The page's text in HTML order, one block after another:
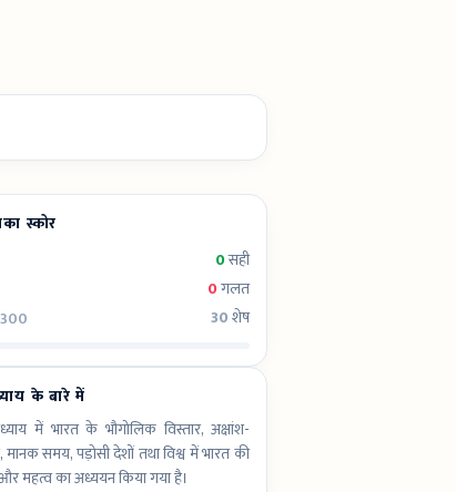
स्कोर
0सही
0गलत
30शेष
के बारे में
में भारत के भौगोलिक विस्तार, अक्षांश-
मानक समय, पड़ोसी देशों तथा विश्व में भारत की
महत्व का अध्ययन किया गया है।